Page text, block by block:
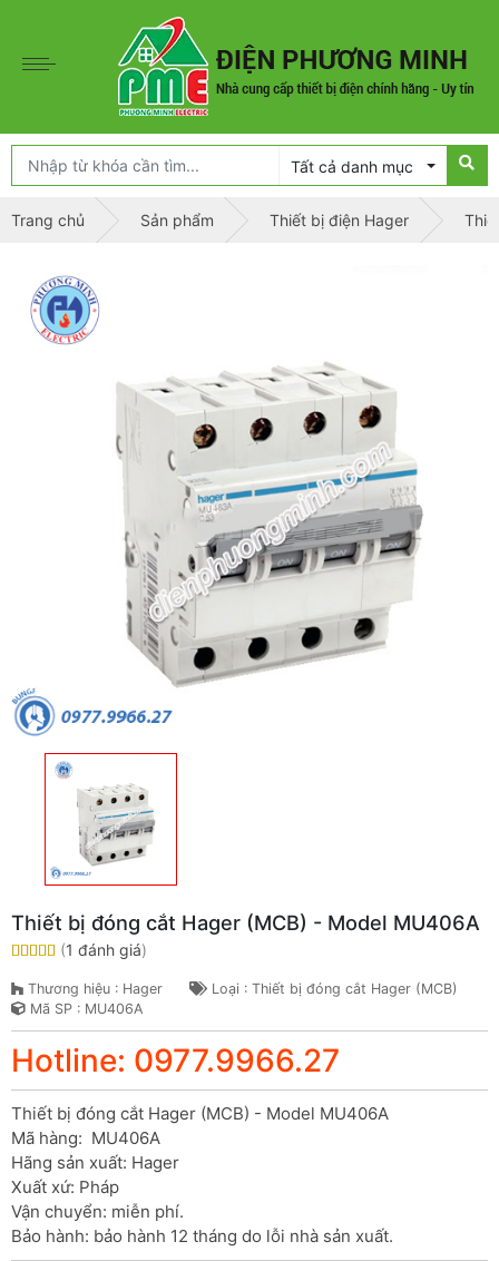
Tất cả danh mục
Trang chủ Sản phẩm Thiết bị điện Hager
Thiết bị đóng cắt Hager (MCB) - Model MU406A
(1 đánh giá)
Thương hiệu : Hager
Loại : Thiết bị đóng cắt Hager (MCB)
Mã SP : MU406A
Hotline: 0977.9966.27
Thiết bị đóng cắt Hager (MCB) - Model MU406A
Mã hàng:  MU406A
Hãng sản xuất: Hager
Xuất xứ: Pháp
Vận chuyển: miễn phí.
Bảo hành: bảo hành 12 tháng do lỗi nhà sản xuất.